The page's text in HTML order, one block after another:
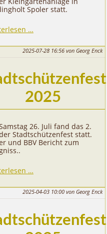
Spoler statt.
…
Schützengipfel
2025-07-28 16:56 von Georg Enck
2025
26. Juli fand das 2.
Stadtschützenfest statt.
und BBV Bericht zum
…
2025-04-03 10:00 von Georg Enck